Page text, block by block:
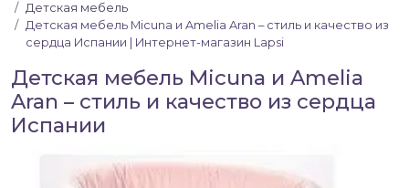
Детская мебель
Детская мебель Micuna и Amelia Aran – стиль и качество из
сердца Испании | Интернет-магазин Lapsi
Детская мебель Micuna и Amelia
Aran – стиль и качество из сердца
Испании